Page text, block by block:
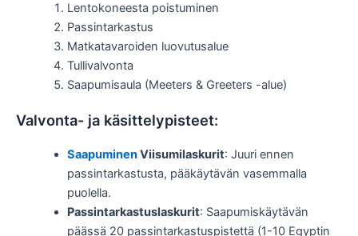
Lentokoneesta poistuminen
Passintarkastus
Matkatavaroiden luovutusalue
Tullivalvonta
Saapumisaula (Meeters & Greeters -alue)
Valvonta- ja käsittelypisteet:
SaapuminenViisumilaskurit: Juuri ennen
passintarkastusta, pääkäytävän vasemmalla
puolella.
Passintarkastuslaskurit: Saapumiskäytävän
päässä 20 passintarkastuspistettä (1-10 Egyptin